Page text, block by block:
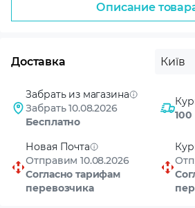
Описание
Доставка Київ
Забрать из магазина
Забрать 10.08.2026
Бесплатно
100
Новая Почта
Отправим 10.08.2026
Согласно тарифам
перевозчика